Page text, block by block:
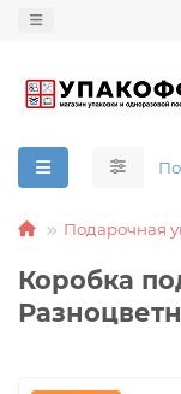
Подарочная
Коробка